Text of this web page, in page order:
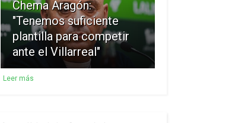
Chema Aragón:
"Tenemos suficiente
plantilla para competir
ante el Villarreal"
Leer más